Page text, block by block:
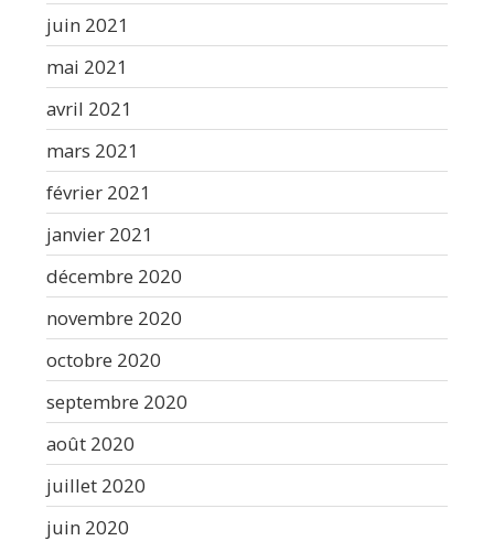
juin 2021
mai 2021
avril 2021
mars 2021
février 2021
janvier 2021
décembre 2020
novembre 2020
octobre 2020
septembre 2020
août 2020
juillet 2020
juin 2020